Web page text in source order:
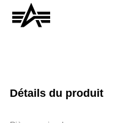
Détails du produit